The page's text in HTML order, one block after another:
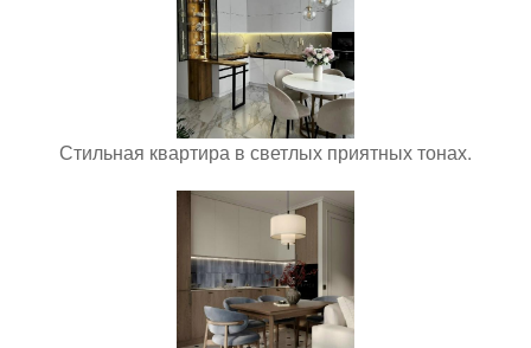
Стильная квартира в светлых приятных тонах.